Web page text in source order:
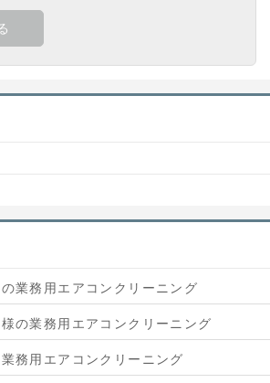
業務用エアコンクリーニング
の業務用エアコンクリーニング
務用エアコンクリーニング